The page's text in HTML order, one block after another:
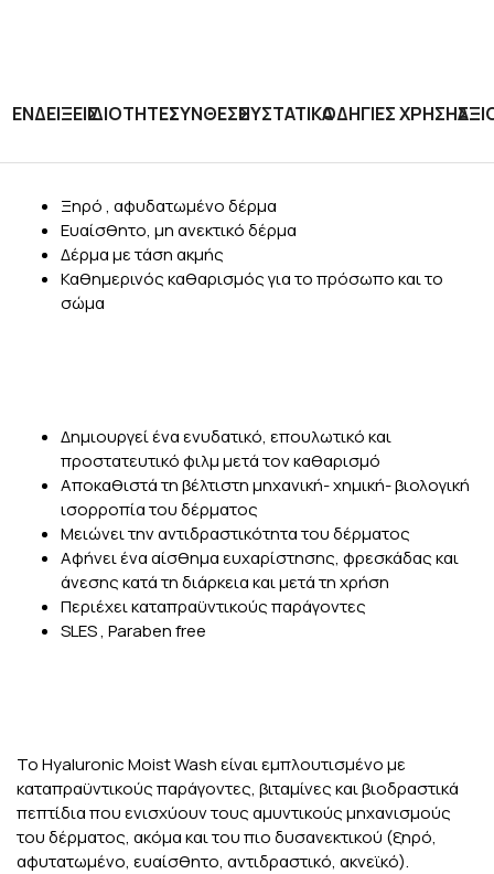
ΕΝΔΕΙΞΕΙΣΙΔΙΟΤΗΤΕΣΣΥΝΘΕΣΗΣΥΣΤΑΤΙΚΑΟΔΗΓΙΕΣ ΧΡΗΣΗΣ
Ξηρό , αφυδατωμένο δέρμα
Ευαίσθητο, μη ανεκτικό δέρμα
Δέρμα με τάση ακμής
Καθημερινός καθαρισμός για το πρόσωπο και το
σώμα
Δημιουργεί ένα ενυδατικό, επουλωτικό και
προστατευτικό φιλμ μετά τον καθαρισμό
Αποκαθιστά τη βέλτιστη μηχανική- χημική- βιολογική
ισορροπία του δέρματος
Μειώνει την αντιδραστικότητα του δέρματος
Αφήνει ένα αίσθημα ευχαρίστησης, φρεσκάδας και
άνεσης κατά τη διάρκεια και μετά τη χρήση
Περιέχει καταπραϋντικούς παράγοντες
SLES , Paraben free
Το Hyaluronic Moist Wash είναι εμπλουτισμένο με
καταπραϋντικούς παράγοντες, βιταμίνες και βιοδραστικά
πεπτίδια που ενισχύουν τους αμυντικούς μηχανισμούς
του δέρματος, ακόμα και του πιο δυσανεκτικού (ξηρό,
αφυτατωμένο, ευαίσθητο, αντιδραστικό, ακνεϊκό).